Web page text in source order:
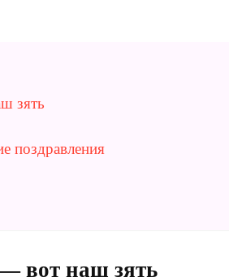
зять
поздравления
вот наш зять